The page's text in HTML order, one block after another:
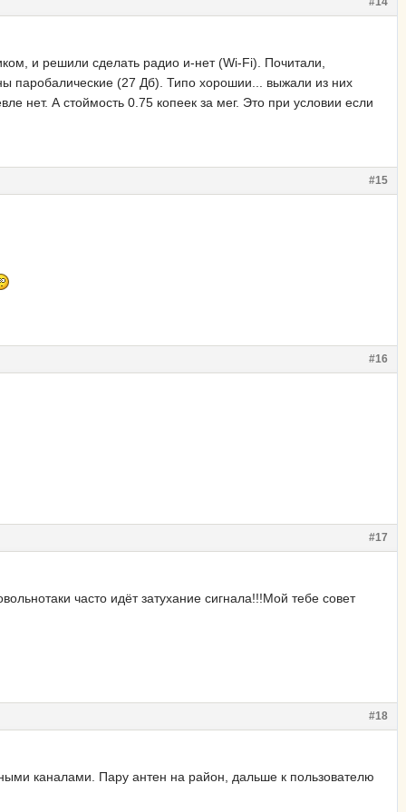
и решили сделать радио и-нет (Wi-Fi). Почитали,
паробалические (27 Дб). Типо хорошии... выжали из них
нет. А стоймость 0.75 копеек за мег. Это при условии если
#15
#16
#17
часто идёт затухание сигнала!!!Мой тебе совет
#18
каналами. Пару антен на район, дальше к пользователю